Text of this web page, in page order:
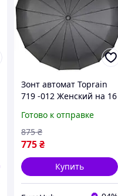
Зонт автомат Toprain
719 -012 Женский на 16
104 см Черный
Готово к отправке
775₴
875 ₴
Купить